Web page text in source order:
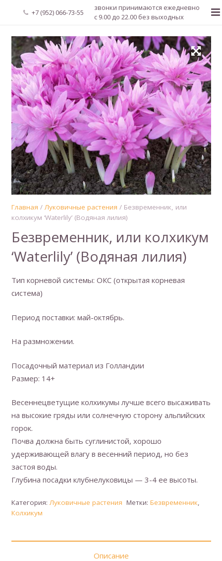
+7 (952) 066-73-55
звонки принимаются ежедневно
с 9.00 до 22.00 без выходных
Главная
О нас
Новости
Каталог растений
Доставка и оплата
Мой аккаунт
Регистрация
Главная /Луковичные растения / Безвременник, или
колхикум ‘Waterlily’ (Водяная лилия)
Безвременник, или колхикум
‘Waterlily’ (Водяная лилия)
Тип корневой системы: ОКС (открытая корневая
система)
Период поставки: май-октябрь.
На размножении.
Посадочный материал из Голландии
Размер: 14+
Весеннецветущие колхикумы лучше всего высаживать
на высокие гряды или солнечную сторону альпийских
горок.
Почва должна быть суглинистой, хорошо
удерживающей влагу в весенний период, но без
застоя воды.
Глубина посадки клубнелуковицы — 3-4 ее высоты.
Категория:Луковичные растения Метки: Безвременник,
Колхикум
Описание